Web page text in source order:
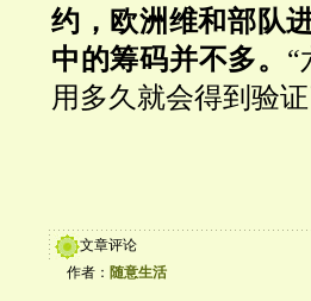
约，欧洲维和部队
中的筹码并不多。 “
用多久就会得到验证
文章评论
作者： 随意生活